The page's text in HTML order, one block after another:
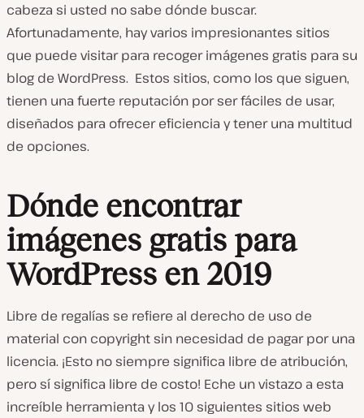
cabeza si usted no sabe dónde buscar.
Afortunadamente, hay varios impresionantes sitios
que puede visitar para recoger imágenes gratis para su
blog de WordPress. Estos sitios, como los que siguen,
tienen una fuerte reputación por ser fáciles de usar,
diseñados para ofrecer eficiencia y tener una multitud
de opciones.
Dónde encontrar
imágenes gratis para
WordPress en 2019
Libre de regalías se refiere al derecho de uso de
material con copyright sin necesidad de pagar por una
licencia. ¡Esto no siempre significa libre de atribución,
pero sí significa libre de costo! Eche un vistazo a esta
increíble herramienta y los 10 siguientes sitios web